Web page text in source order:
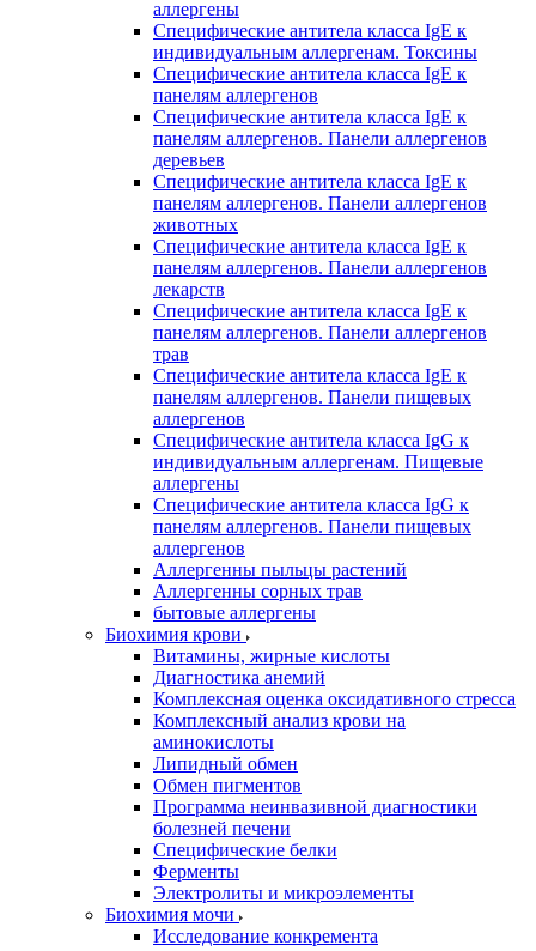
аллергены
Специфические антитела класса IgE к
индивидуальным аллергенам. Токсины
Специфические антитела класса IgE к
панелям аллергенов
Специфические антитела класса IgE к
панелям аллергенов. Панели аллергенов
деревьев
Специфические антитела класса IgE к
панелям аллергенов. Панели аллергенов
животных
Специфические антитела класса IgE к
панелям аллергенов. Панели аллергенов
лекарств
Специфические антитела класса IgE к
панелям аллергенов. Панели аллергенов
трав
Специфические антитела класса IgE к
панелям аллергенов. Панели пищевых
аллергенов
Специфические антитела класса IgG к
индивидуальным аллергенам. Пищевые
аллергены
Специфические антитела класса IgG к
панелям аллергенов. Панели пищевых
аллергенов
Аллергенны пыльцы растений
Аллергенны сорных трав
бытовые аллергены
Биохимия крови
Витамины, жирные кислоты
Диагностика анемий
Комплексная оценка оксидативного стресса
Комплексный анализ крови на
аминокислоты
Липидный обмен
Обмен пигментов
Программа неинвазивной диагностики
болезней печени
Специфические белки
Ферменты
Электролиты и микроэлементы
Биохимия мочи
Исследование конкремента